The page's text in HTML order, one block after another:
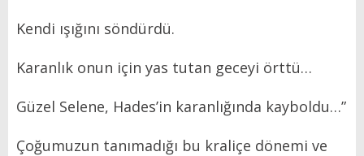
Kendi ışığını söndürdü.
Karanlık onun için yas tutan geceyi örttü…
Güzel Selene, Hades’in karanlığında kayboldu…”
Çoğumuzun tanımadığı bu kraliçe dönemi ve